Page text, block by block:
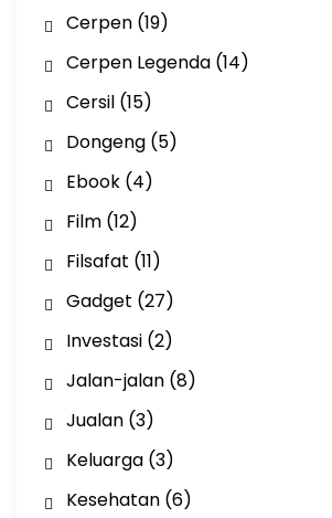
Cerpen(19)
Cerpen Legenda(14)
Cersil(15)
Dongeng(5)
Ebook(4)
Film(12)
Filsafat (11)
Gadget (27)
Investasi(2)
Jalan-jalan(8)
Jualan(3)
Keluarga(3)
Kesehatan(6)